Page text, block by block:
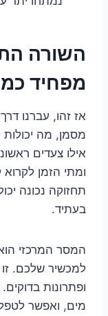
מפחיד
מסמן, מה יכולות
אילו צעדים
ומתי הזמן לקרוא
תחזוקה נכונה
בעתיד.
למכשיר שלכם.
ופתרונות
מים, ואפשר